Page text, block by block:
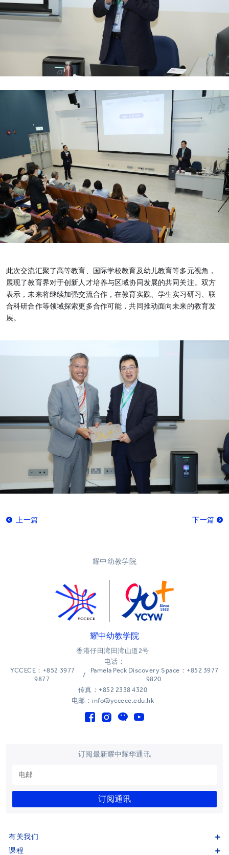
此次交流汇聚了高等教育、国际学校教育及幼儿教育等多元视角，
展现了教育界对于创新人才培养与区域协同发展的共同关注。双方
表示，未来将继续加强交流合作，在教育实践、学生实习研习、联
合科研合作等领域探索更多合作可能，共同推动面向未来的教育发
展。
上一篇 下一篇
耀中幼教学院
耀中幼教学院
香港仔田湾田湾山道2号
电话：
YCCECE：+852 3977
9877
/
Pamela Peck Discovery Space：+852 3977
9820
传真：+852 2338 4320
电邮：info@yccece.edu.hk
订阅最新耀中耀华通讯
订阅通讯
有关我们
课程